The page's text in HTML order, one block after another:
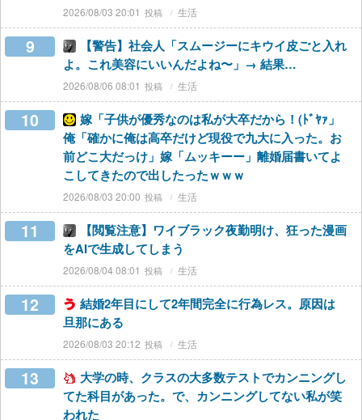
2026/08/03 20:01 生活
9
【警告】社会人「スムージーにキウイ皮ごと入れ
よ。これ美容にいいんだよね〜」→ 結果…
2026/08/06 08:01 生活
10
嫁「子供が優秀なのは私が大卒だから！(ﾄﾞﾔｧ」
俺「確かに俺は高卒だけど現役で九大に入った。お
前どこ大だっけ」嫁「ムッキーー」離婚届書いてよ
こしてきたので出したったｗｗｗ
2026/08/03 20:00 生活
11
【閲覧注意】ワイブラック夜勤明け、狂った漫画
をAIで生成してしまう
2026/08/04 08:01 生活
12
結婚2年目にして2年間完全に行為レス。原因は
旦那にある
2026/08/03 20:12 生活
13
大学の時、クラスの大多数テストでカンニングし
てた科目があった。で、カンニングしてない私が笑
われた